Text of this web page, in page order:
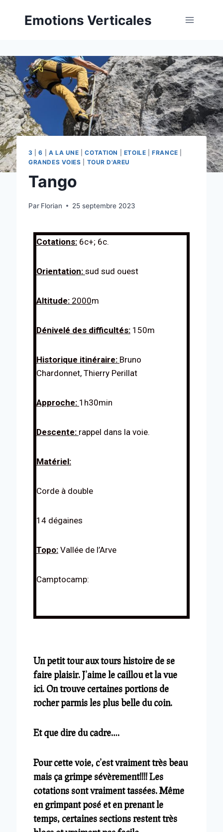
Emotions Verticales
3 |6 A LA UNE |COTATION ETOILE |FRANCE
GRANDES VOIES
TOUR D'AREU
Tango
Par Florian 25 septembre 2023
Cotations: 6c+; 6c.
Orientation: sud sud ouest
Altitude: 2000m
Dénivelé des difficultés: 150m
Historique itinéraire: Bruno
Chardonnet, Thierry Perillat
Approche: 1h30min
Descente: rappel dans la voie.
Matériel:
Corde à double
14 dégaines
Topo: Vallée de l’Arve
Camptocamp:
Un petit tour aux tours histoire de se
faire plaisir. J’aime le caillou et la vue
ici. On trouve certaines portions de
rocher parmis les plus belle du coin.
Et que dire du cadre….
Pour cette voie, c’est vraiment très beau
mais ça grimpe sévèrement!!!! Les
cotations sont vraiment tassées. Même
en grimpant posé et en prenant le
temps, certaines sections restent très